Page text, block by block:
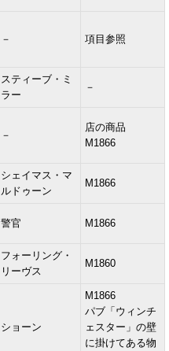
－ 項目参照
スティーブ・ミ
ラー
－
－
店の商品
M1866
シェイマス・マ
ルドゥーン
M1866
警官 M1866
フォーリング・
リーヴス
M1860
ショーン
M1866
パブ「ウィンチ
ェスター」の壁
に掛けてある物